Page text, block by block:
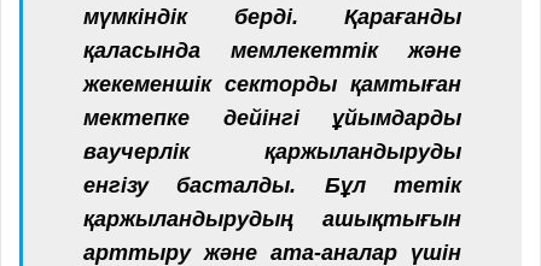
мүмкіндік берді. Қарағанды
қаласында мемлекеттік және
жекеменшік секторды қамтыған
мектепке дейінгі ұйымдарды
ваучерлік қаржыландыруды
енгізу басталды. Бұл тетік
қаржыландырудың ашықтығын
арттыру және ата-аналар үшін